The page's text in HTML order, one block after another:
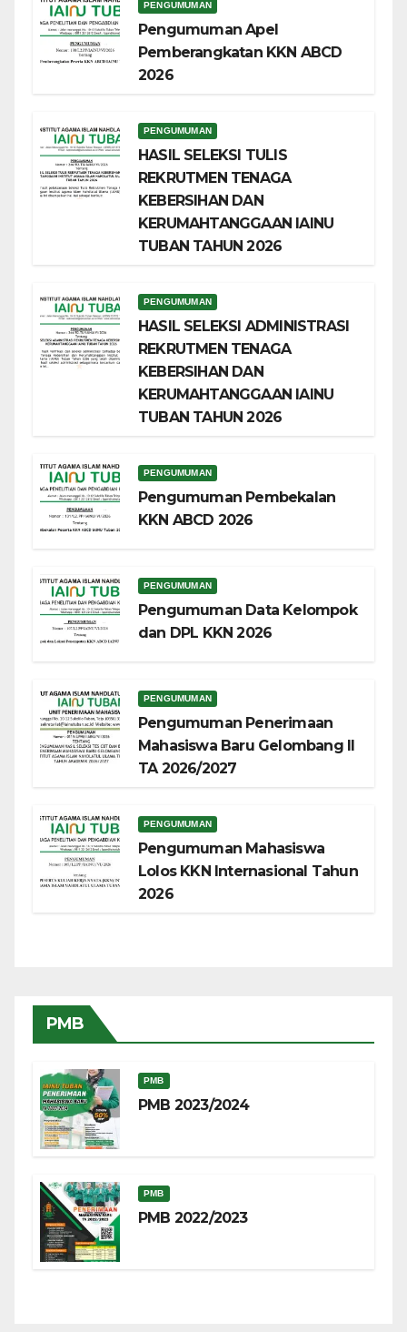
PENGUMUMAN
Pengumuman Apel
Pemberangkatan KKN ABCD
2026
PENGUMUMAN
HASIL SELEKSI TULIS
REKRUTMEN TENAGA
KEBERSIHAN DAN
KERUMAHTANGGAAN IAINU
TUBAN TAHUN 2026
PENGUMUMAN
HASIL SELEKSI ADMINISTRASI
REKRUTMEN TENAGA
KEBERSIHAN DAN
KERUMAHTANGGAAN IAINU
TUBAN TAHUN 2026
PENGUMUMAN
Pengumuman Pembekalan
KKN ABCD 2026
PENGUMUMAN
Pengumuman Data Kelompok
dan DPL KKN 2026
PENGUMUMAN
Pengumuman Penerimaan
Mahasiswa Baru Gelombang II
TA 2026/2027
PENGUMUMAN
Pengumuman Mahasiswa
Lolos KKN Internasional Tahun
2026
PMB
PMB
PMB 2023/2024
PMB
PMB 2022/2023